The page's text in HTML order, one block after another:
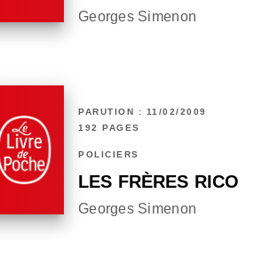
Georges Simenon
PARUTION : 11/02/2009
192 PAGES
POLICIERS
LES FRÈRES RICO
Georges Simenon